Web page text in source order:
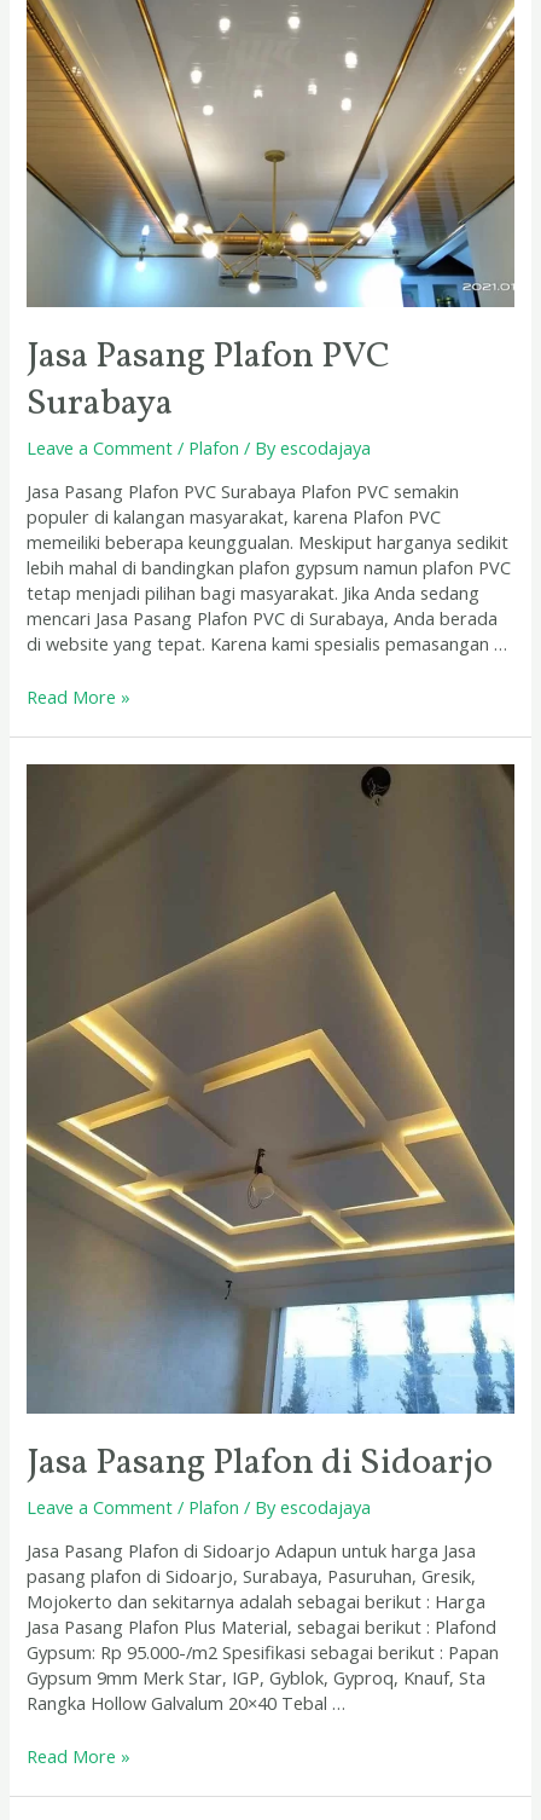
Jasa Pasang Plafon PVC
Surabaya
Leave a Comment / Plafon / Byescodajaya
Jasa Pasang Plafon PVC Surabaya Plafon PVC semakin
populer di kalangan masyarakat, karena Plafon PVC
memeiliki beberapa keunggualan. Meskiput harganya sedikit
lebih mahal di bandingkan plafon gypsum namun plafon PVC
tetap menjadi pilihan bagi masyarakat. Jika Anda sedang
mencari Jasa Pasang Plafon PVC di Surabaya, Anda berada
di website yang tepat. Karena kami spesialis pemasangan …
Read More »
Jasa Pasang Plafon di Sidoarjo
Leave a Comment / Plafon / Byescodajaya
Jasa Pasang Plafon di Sidoarjo Adapun untuk harga Jasa
pasang plafon di Sidoarjo, Surabaya, Pasuruhan, Gresik,
Mojokerto dan sekitarnya adalah sebagai berikut : Harga
Jasa Pasang Plafon Plus Material, sebagai berikut : Plafond
Gypsum: Rp 95.000-/m2 Spesifikasi sebagai berikut : Papan
Gypsum 9mm Merk Star, IGP, Gyblok, Gyproq, Knauf, Sta
Rangka Hollow Galvalum 20×40 Tebal …
Read More »